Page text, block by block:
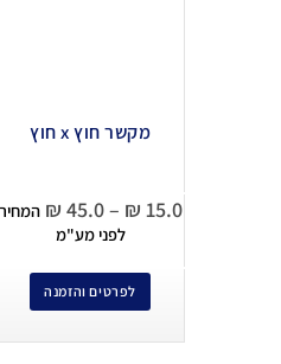
מקשר חוץ x חוץ
₪ 15.0
–
₪ 45.0
המחיר
לפני מע"מ
לפרטים והזמנה